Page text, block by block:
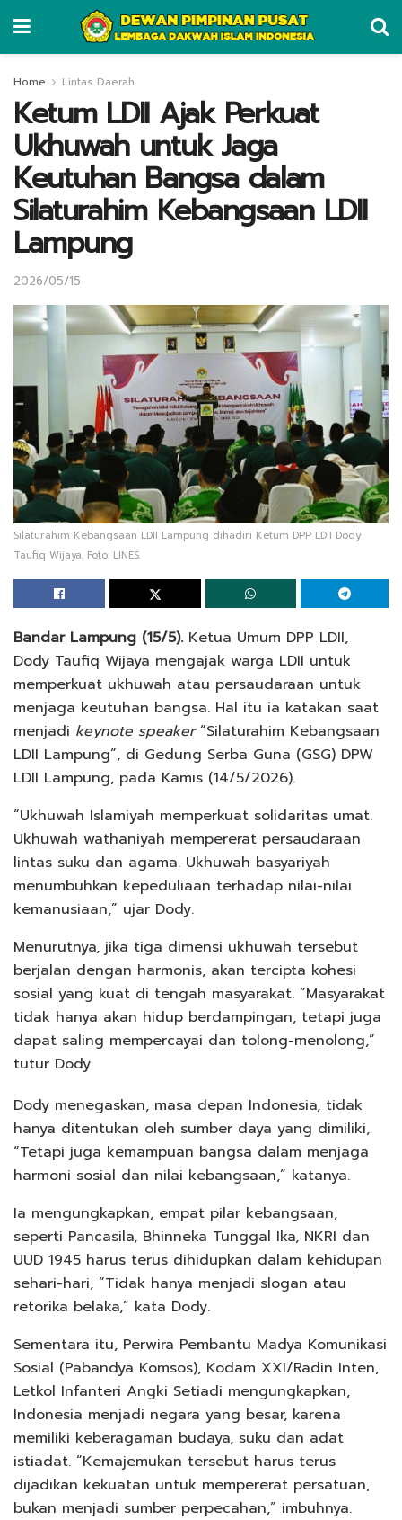
Home Lintas Daerah
Ketum LDII Ajak Perkuat
Ukhuwah untuk Jaga
Keutuhan Bangsa dalam
Silaturahim Kebangsaan LDII
Lampung
2026/05/15
Silaturahim Kebangsaan LDII Lampung dihadiri Ketum DPP LDII Dody
Taufiq Wijaya. Foto: LINES.
Bandar Lampung (15/5).Ketua Umum DPP LDII,
Dody Taufiq Wijaya mengajak warga LDII untuk
memperkuat ukhuwah atau persaudaraan untuk
menjaga keutuhan bangsa. Hal itu ia katakan saat
menjadi keynote speaker“Silaturahim Kebangsaan
LDII Lampung”, di Gedung Serba Guna (GSG) DPW
LDII Lampung, pada Kamis (14/5/2026).
“Ukhuwah Islamiyah memperkuat solidaritas umat.
Ukhuwah wathaniyah mempererat persaudaraan
lintas suku dan agama. Ukhuwah basyariyah
menumbuhkan kepeduliaan terhadap nilai-nilai
kemanusiaan,” ujar Dody.
Menurutnya, jika tiga dimensi ukhuwah tersebut
berjalan dengan harmonis, akan tercipta kohesi
sosial yang kuat di tengah masyarakat. “Masyarakat
tidak hanya akan hidup berdampingan, tetapi juga
dapat saling mempercayai dan tolong-menolong,”
tutur Dody.
Dody menegaskan, masa depan Indonesia, tidak
hanya ditentukan oleh sumber daya yang dimiliki,
“Tetapi juga kemampuan bangsa dalam menjaga
harmoni sosial dan nilai kebangsaan,” katanya.
Ia mengungkapkan, empat pilar kebangsaan,
seperti Pancasila, Bhinneka Tunggal Ika, NKRI dan
UUD 1945 harus terus dihidupkan dalam kehidupan
sehari-hari, “Tidak hanya menjadi slogan atau
retorika belaka,” kata Dody.
Sementara itu, Perwira Pembantu Madya Komunikasi
Sosial (Pabandya Komsos), Kodam XXI/Radin Inten,
Letkol Infanteri Angki Setiadi mengungkapkan,
Indonesia menjadi negara yang besar, karena
memiliki keberagaman budaya, suku dan adat
istiadat. “Kemajemukan tersebut harus terus
dijadikan kekuatan untuk mempererat persatuan,
bukan menjadi sumber perpecahan,” imbuhnya.